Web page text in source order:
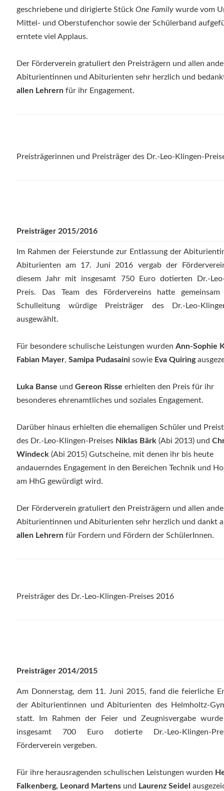
geschriebene und dirigierte Stück One Family wurde vom
Mittel- und Oberstufenchor sowie der Schülerband
erntete viel Applaus.
Der Förderverein gratuliert den Preisträgern und allen
Abiturientinnen und Abiturienten sehr herzlich und
allen Lehrern für ihr Engagement.
Preisträgerinnen und Preisträger des Dr.-Leo-Klingen-
Preisträger 2015/2016
Im Rahmen der Feierstunde zur Entlassung der
Abiturienten am 17. Juni 2016 vergab der
diesem Jahr mit insgesamt 750 Euro dotierten Dr.-
Preis. Das Team des Fördervereins hatte
Schulleitung würdige Preisträger des Dr.-Leo-
ausgewählt.
Für besondere schulische Leistungen wurden Ann-Sophie
Fabian Mayer, Samipa Pudasaini sowie Eva Quiring
Luka Banse und Gereon Risse erhielten den Preis für ihr
besonderes ehrenamtliches und soziales Engagement.
Darüber hinaus erhielten die ehemaligen Schüler und
des Dr.-Leo-Klingen-Preises Niklas Bärk (Abi 2013) und
Windeck (Abi 2015) Gutscheine, mit denen ihr bis heute
andauerndes Engagement in den Bereichen Technik und
am HhG gewürdigt wird.
Der Förderverein gratuliert den Preisträgern und allen
Abiturientinnen und Abiturienten sehr herzlich und dankt
allen Lehrern für Fordern und Fördern der SchülerInnen.
Preisträger des Dr.-Leo-Klingen-Preises 2016
Preisträger 2014/2015
Am Donnerstag, dem 11. Juni 2015, fand die feierliche
der Abiturientinnen und Abiturienten des Helmholtz-
statt. Im Rahmen der Feier und Zeugnisvergabe
insgesamt 700 Euro dotierte Dr.-Leo-Klingen-
Förderverein vergeben.
Für ihre herausragenden schulischen Leistungen wurden
Falkenberg, Leonard Martens und Laurenz Seidel